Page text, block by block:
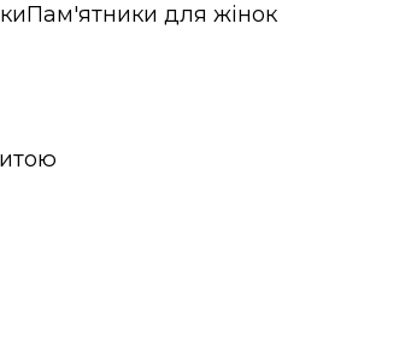
Пам'ятники для жінок